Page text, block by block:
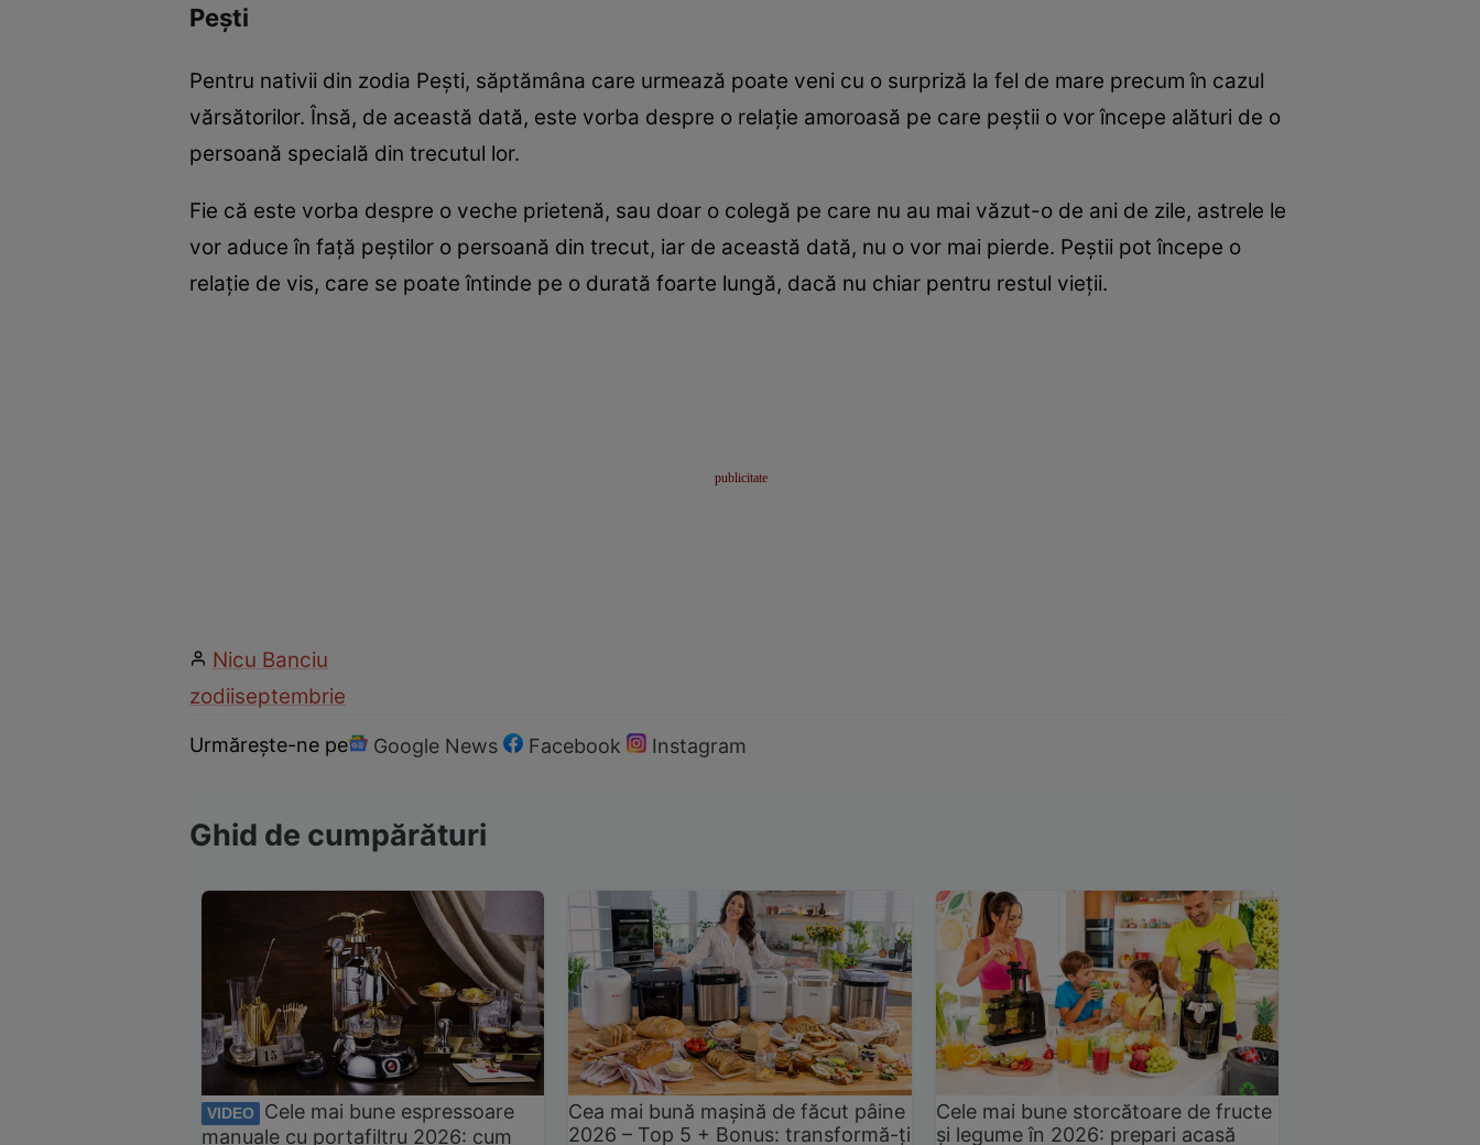
Pești
Pentru nativii din zodia Pești, săptămâna care urmează poate veni cu o surpriză la fel de mare precum în cazul
vărsătorilor. Însă, de această dată, este vorba despre o relație amoroasă pe care peștii o vor începe alături de o
persoană specială din trecutul lor.
Fie că este vorba despre o veche prietenă, sau doar o colegă pe care nu au mai văzut-o de ani de zile, astrele le
vor aduce în față peștilor o persoană din trecut, iar de această dată, nu o vor mai pierde. Peștii pot începe o
relație de vis, care se poate întinde pe o durată foarte lungă, dacă nu chiar pentru restul vieții.
Nicu Banciu
zodiiseptembrie
Urmărește-ne pe Google News Facebook Instagram
Ghid de cumpărături
VIDEO
Cele mai bune espressoare
manuale cu portafiltru 2026: cum
Cea mai bună mașină de făcut pâine
2026 – Top 5 + Bonus: transformă-ți
Cele mai bune storcătoare de fructe
și legume în 2026: prepari acasă